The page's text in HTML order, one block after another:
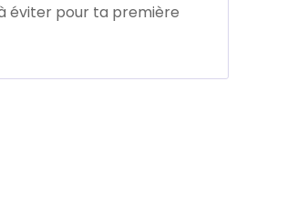
éviter pour ta première